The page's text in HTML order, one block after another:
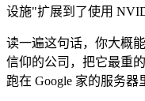
设施"扩展到了使用
读一遍这句话，你大概
信仰的公司，把它最重
跑在 Google 家的服务器